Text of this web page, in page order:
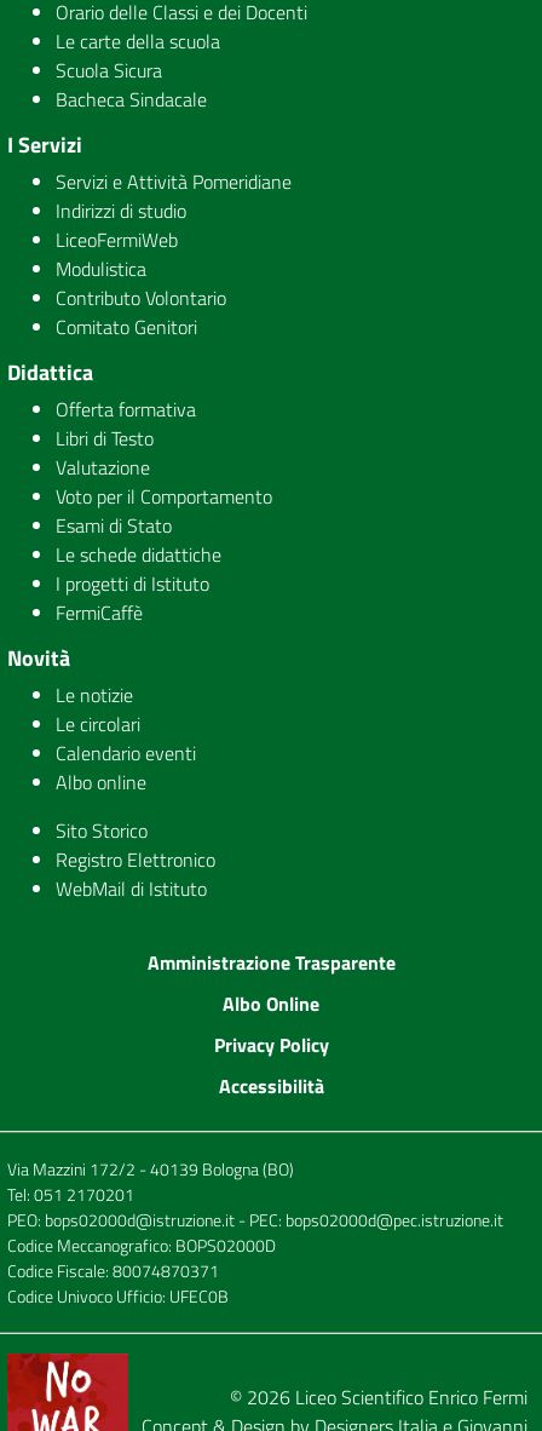
Orario delle Classi e dei Docenti
Le carte della scuola
Scuola Sicura
Bacheca Sindacale
I Servizi
Servizi e Attività Pomeridiane
Indirizzi di studio
LiceoFermiWeb
Modulistica
Contributo Volontario
Comitato Genitori
Didattica
Offerta formativa
Libri di Testo
Valutazione
Voto per il Comportamento
Esami di Stato
Le schede didattiche
I progetti di Istituto
FermiCaffè
Novità
Le notizie
Le circolari
Calendario eventi
Albo online
Sito Storico
Registro Elettronico
WebMail di Istituto
Amministrazione Trasparente
Albo Online
Privacy Policy
Accessibilità
Via Mazzini 172/2 - 40139 Bologna (BO)
Tel:051 2170201
PEO: bops02000d@istruzione.it- PEC: bops02000d@pec.istruzione.it
Codice Meccanografico: BOPS02000D
Codice Fiscale: 80074870371
Codice Univoco Ufficio: UFEC0B
© 2026 Liceo Scientifico Enrico Fermi